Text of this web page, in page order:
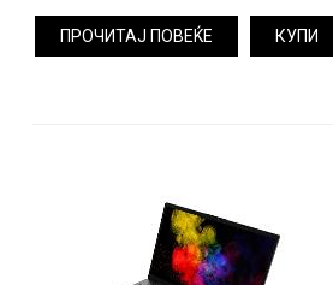
ПРОЧИТАЈ ПОВЕЌЕ КУПИ